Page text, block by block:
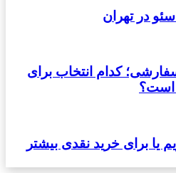
در تهران
کدام انتخاب برای
است؟
یا برای خرید نقدی بیشتر